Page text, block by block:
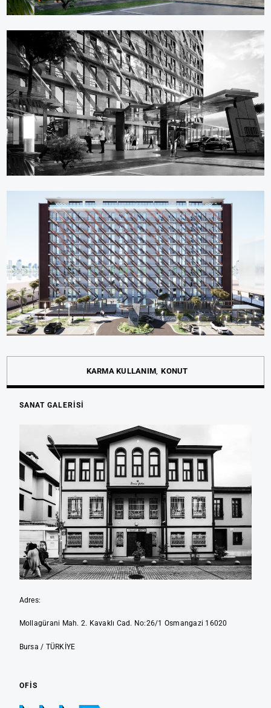
KARMA KULLANIM KONUT
SANAT GALERİSİ
Adres:
Mollagürani Mah. 2. Kavaklı Cad. No:26/1 Osmangazi 16020
Bursa / TÜRKİYE
OFIS